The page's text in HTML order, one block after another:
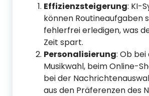
Effizienzsteigerung: KI-
können Routineaufgaben
fehlerfrei erledigen, was
Zeit spart.
Personalisierung: Ob bei
Musikwahl, beim Online-
bei der
aus den Präferenzen des